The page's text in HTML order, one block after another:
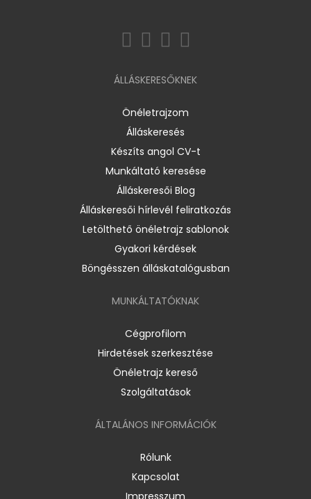
ÁLLÁSKERESŐKNEK
Önéletrajzom
Álláskeresés
Készíts angol CV-t
Munkáltató keresése
Álláskeresői Blog
Álláskeresői hírlevél feliratkozás
Letölthető önéletrajz sablonok
Gyakori kérdések
Böngésszen álláskatalógusban
MUNKÁLTATÓKNAK
Cégprofilom
Hirdetések szerkesztése
Önéletrajz kereső
Szolgáltatások
ÁLTALÁNOS INFORMÁCIÓK
Rólunk
Kapcsolat
Impresszum